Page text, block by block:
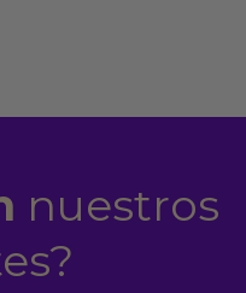
nuestros